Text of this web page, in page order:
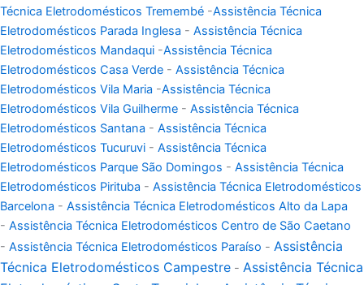
Técnica Eletrodomésticos Tremembé -Assistência Técnica
Eletrodomésticos Parada Inglesa - Assistência Técnica
Eletrodomésticos Mandaqui -Assistência Técnica
Eletrodomésticos Casa Verde - Assistência Técnica
Eletrodomésticos Vila Maria -Assistência Técnica
Eletrodomésticos Vila Guilherme - Assistência Técnica
Eletrodomésticos Santana - Assistência Técnica
Eletrodomésticos Tucuruvi - Assistência Técnica
Eletrodomésticos Parque São Domingos - Assistência Técnica
Eletrodomésticos Pirituba - Assistência Técnica Eletrodomésticos
Barcelona - Assistência Técnica Eletrodomésticos Alto da Lapa
- Assistência Técnica Eletrodomésticos Centro de São Caetano
- Assistência Técnica Eletrodomésticos Paraíso - Assistência
Técnica Eletrodomésticos Campestre - Assistência Técnica